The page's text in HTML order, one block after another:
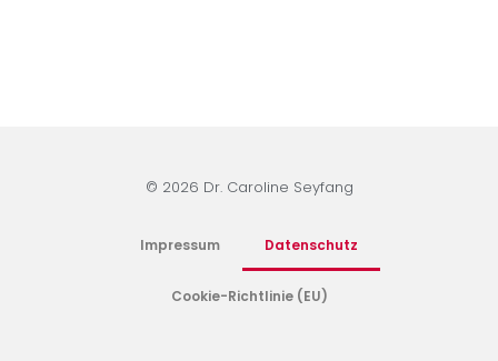
© 2026 Dr. Caroline Seyfang
Impressum Datenschutz
Cookie-Richtlinie (EU)